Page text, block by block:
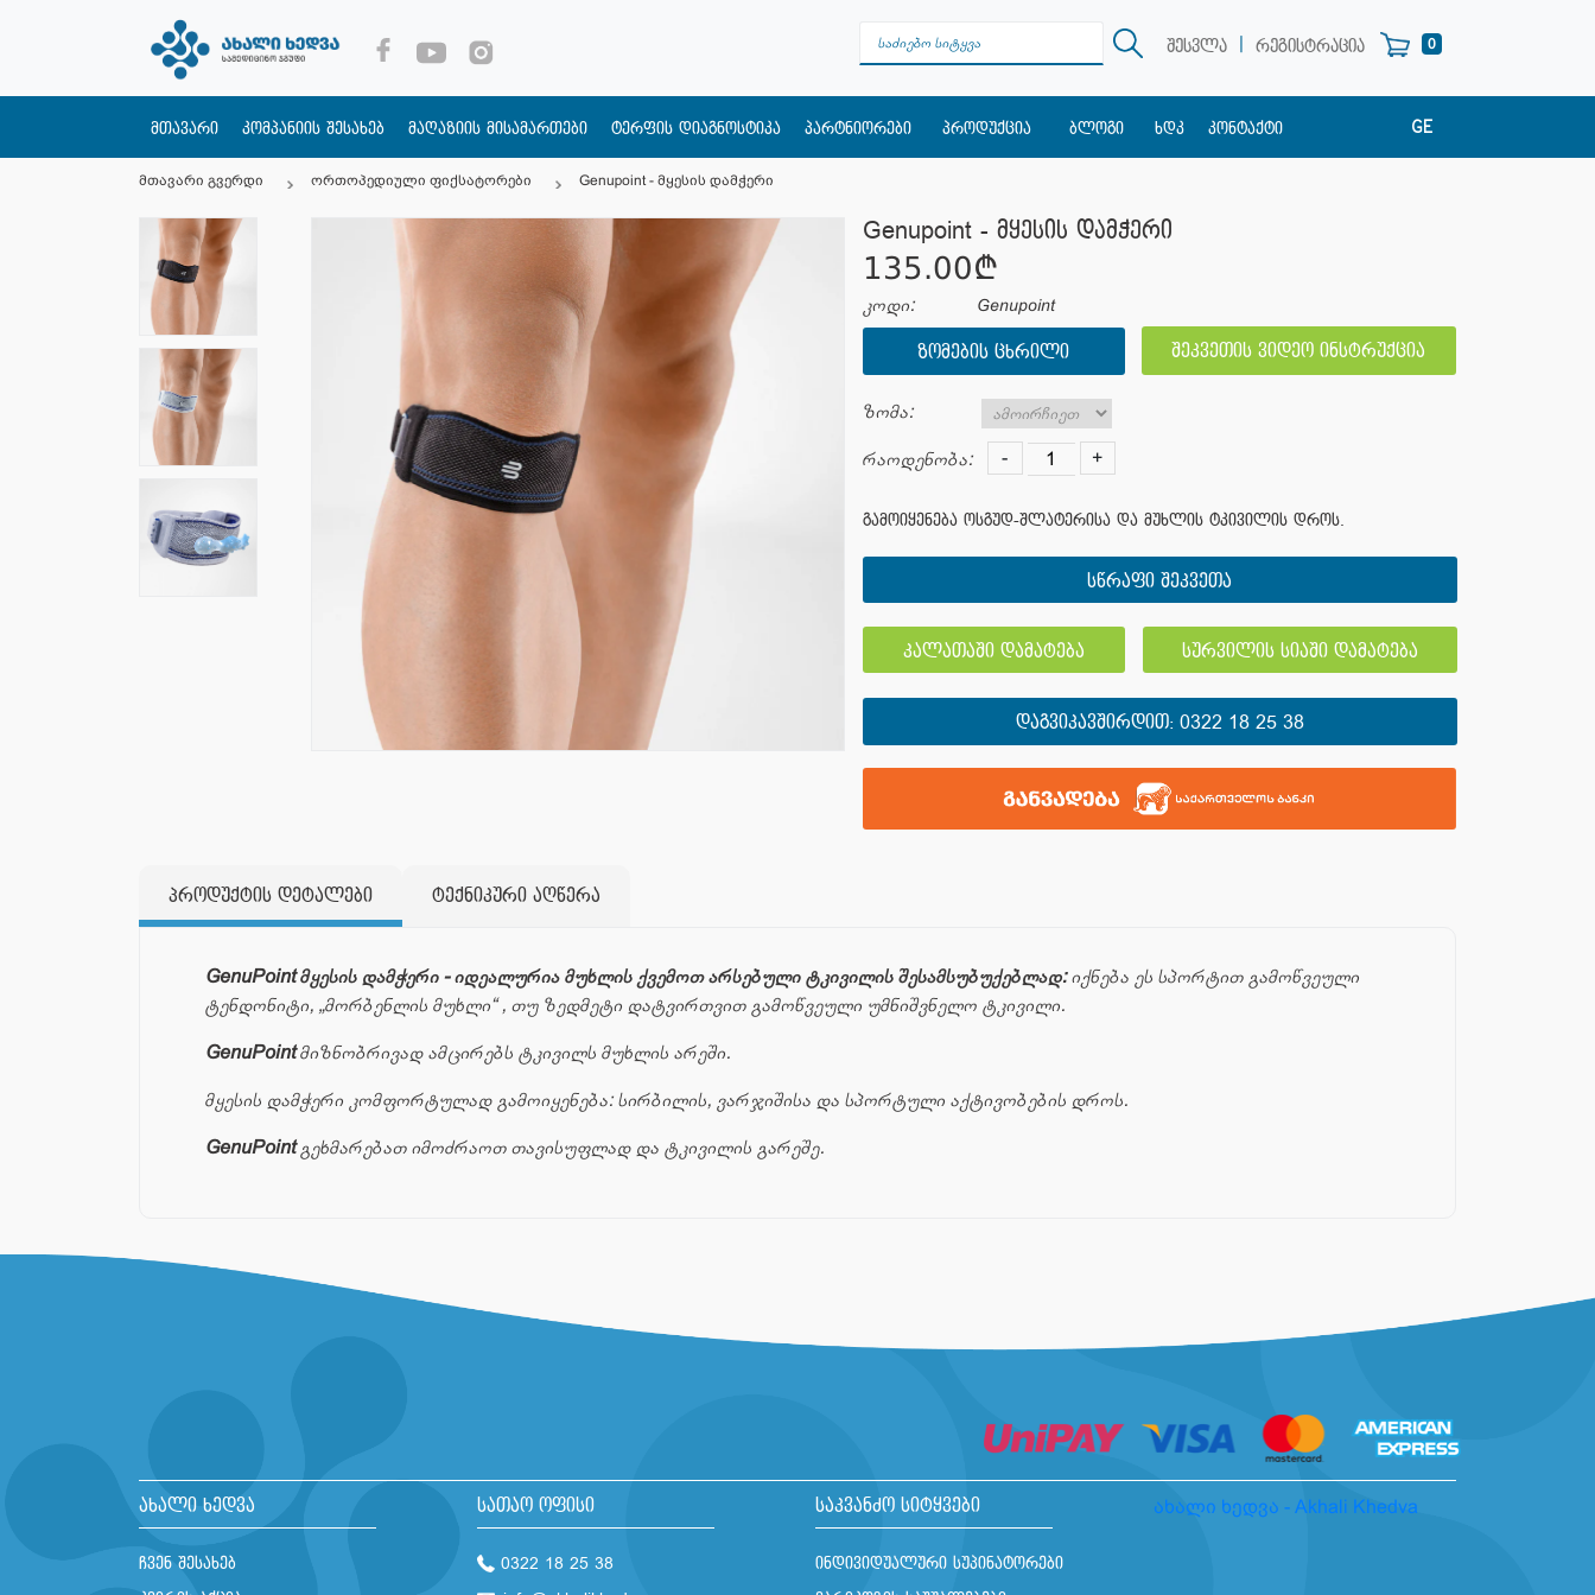
შესვლა | რეგისტრაცია 0
მთავარი კომპანიის შესახებ მაღაზიის მისამართები ტერფის დიაგნოსტიკა პარტნიორები პროდუქცია ბლოგი ხდკ კონტაქტი GE
მთავარი გვერდი ორთოპედიული ფიქსატორები Genupoint - მყესის დამჭერი
Genupoint - მყესის დამჭერი
135.00¢
კოდი: Genupoint
ᲖᲝᲛᲔᲑᲘᲡ ᲪᲮᲠᲘᲚᲘ შეკვეთის ვიდეო ინსტრუქცია
ზომა:
რაოდენობა: - +
გამოიყენება ოსგუდ-შლატერისა და მუხლის ტკივილის დროს.
სწრაფი შეკვეთა
კალათაში დამატება სურვილის სიაში დამატება
ᲓᲐᲒᲕᲘᲙᲐᲕᲨᲘᲠᲓᲘᲗ: 0322 18 25 38
პროდუქტის დეტალები ტექნიკური აღწერა
GenuPoint მყესის დამჭერი - იდეალურია მუხლის ქვემოთ არსებული ტკივილის შესამსუბუქებლად:იქნება ეს სპორტით გამოწვეული
ტენდონიტი, „მორბენლის მუხლი“ , თუ ზედმეტი დატვირთვით გამოწვეული უმნიშვნელო ტკივილი.
GenuPointმიზნობრივად ამცირებს ტკივილს მუხლის არეში.
მყესის დამჭერი კომფორტულად გამოიყენება: სირბილის, ვარჯიშისა და სპორტული აქტივობების დროს.
GenuPointგეხმარებათ იმოძრაოთ თავისუფლად და ტკივილის გარეშე.
ახალი ხედვა
ჩვენ შესახებ
სათაო ოფისი
0322 18 25 38
საკვანძო სიტყვები
ინდივიდუალური სუპინატორები
ახალი ხედვა - Akhali Khedva